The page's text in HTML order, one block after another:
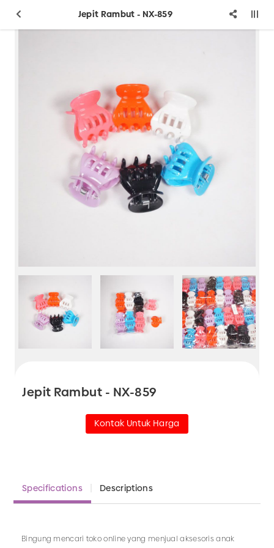
Jepit Rambut - NX-859
Jepit Rambut - NX-859
Kontak Untuk Harga
Specifications Descriptions
Bingung mencari toko online yang menjual aksesoris anak